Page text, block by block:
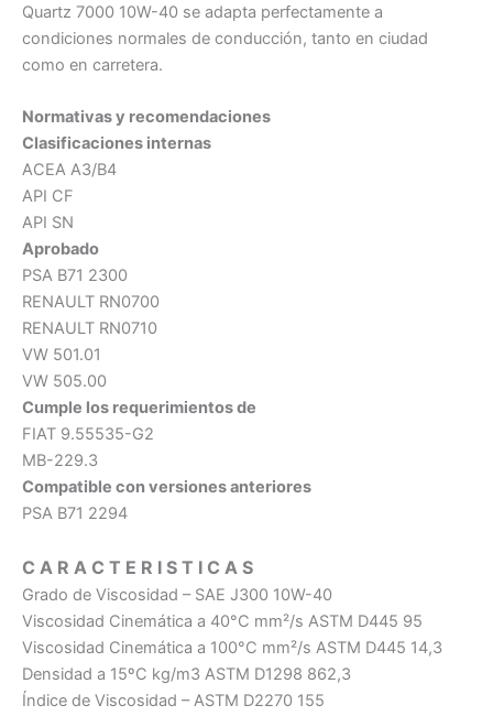
Quartz 7000 10W-40 se adapta perfectamente a
condiciones normales de conducción, tanto en ciudad
como en carretera.
Normativas y recomendaciones
Clasificaciones internas
ACEA A3/B4
API CF
API SN
Aprobado
PSA B71 2300
RENAULT RN0700
RENAULT RN0710
VW 501.01
VW 505.00
Cumple los requerimientos de
FIAT 9.55535-G2
MB-229.3
Compatible con versiones anteriores
PSA B71 2294
C A R A C T E R I S T I C A S
Grado de Viscosidad – SAE J300 10W-40
Viscosidad Cinemática a 40°C mm²/s ASTM D445 95
Viscosidad Cinemática a 100°C mm²/s ASTM D445 14,3
Densidad a 15ºC kg/m3 ASTM D1298 862,3
Índice de Viscosidad – ASTM D2270 155